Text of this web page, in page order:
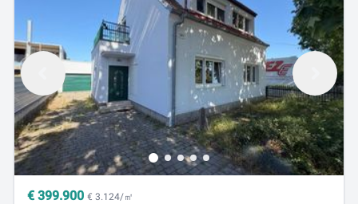
€ 399.900 € 3.124/㎡